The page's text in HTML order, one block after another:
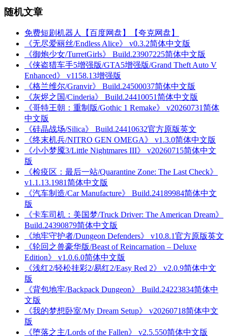
随机文章
免费短剧机器人【百度网盘】【夸克网盘】
《无尽爱丽丝/Endless Alice》 v0.3.2简体中文版
《御炮少女/TurretGirls》 Build.23907225简体中文版
《侠盗猎车手5增强版/GTA5增强版/Grand Theft Auto V
Enhanced》 v1158.13增强版
《格兰维尔/Granvir》 Build.24500037简体中文版
《灰烬之国/Cinderia》 Build.24410051简体中文版
《哥特王朝：重制版/Gothic 1 Remake》 v20260731简体
中文版
《硅晶战场/Silica》 Build.24410632官方原版英文
《终末机兵/NITRO GEN OMEGA》 v1.3.0简体中文版
《小小梦魇3/Little Nightmares III》 v20260715简体中文
版
《检疫区：最后一站/Quarantine Zone: The Last Check》
v1.1.13.1981简体中文版
《汽车制造/Car Manufacture》 Build.24189984简体中文
版
《卡车司机：美国梦/Truck Driver: The American Dream》
Build.24390879简体中文版
《地牢守护者/Dungeon Defenders》 v10.8.1官方原版英文
《轮回之兽豪华版/Beast of Reincarnation – Deluxe
Edition》 v1.0.6.0简体中文版
《浅红2/轻松挂彩2/易红2/Easy Red 2》 v2.0.9简体中文
版
《背包地牢/Backpack Dungeon》 Build.24223834简体中
文版
《我的梦想卧室/My Dream Setup》 v20260718简体中文
版
《堕落之主/Lords of the Fallen》 v2.5.550简体中文版